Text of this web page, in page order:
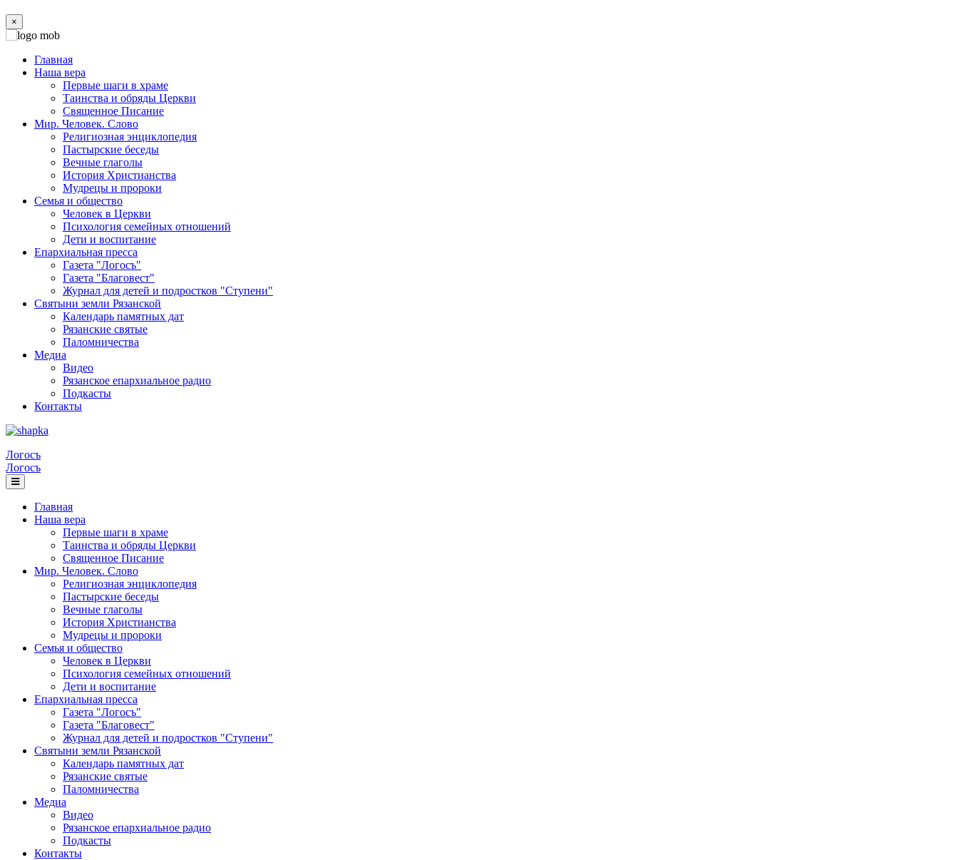
×
Главная
Наша вера
Первые шаги в храме
Таинства и обряды Церкви
Священное Писание
Мир. Человек. Слово
Религиозная энциклопедия
Пастырские беседы
Вечные глаголы
История Христианства
Мудрецы и пророки
Семья и общество
Человек в Церкви
Психология семейных отношений
Дети и воспитание
Епархиальная пресса
Газета "Логосъ"
Газета "Благовест"
Журнал для детей и подростков "Ступени"
Святыни земли Рязанской
Календарь памятных дат
Рязанские святые
Паломничества
Медиа
Видео
Рязанское епархиальное радио
Подкасты
Контакты
Логосъ
Логосъ
Главная
Наша вера
Первые шаги в храме
Таинства и обряды Церкви
Священное Писание
Мир. Человек. Слово
Религиозная энциклопедия
Пастырские беседы
Вечные глаголы
История Христианства
Мудрецы и пророки
Семья и общество
Человек в Церкви
Психология семейных отношений
Дети и воспитание
Епархиальная пресса
Газета "Логосъ"
Газета "Благовест"
Журнал для детей и подростков "Ступени"
Святыни земли Рязанской
Календарь памятных дат
Рязанские святые
Паломничества
Медиа
Видео
Рязанское епархиальное радио
Подкасты
Контакты